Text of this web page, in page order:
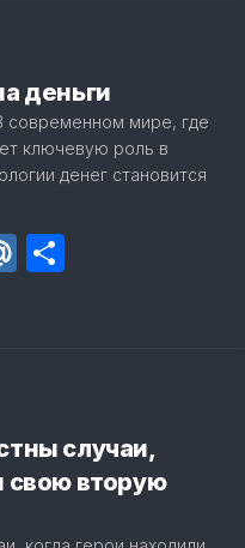
деньги
современном мире, где
ключевую роль в
денег становится
Mail.Ru
случаи,
свою вторую